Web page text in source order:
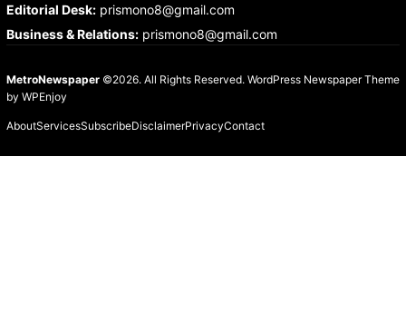
Editorial Desk:prismono8@gmail.com
Business & Relations:prismono8@gmail.com
MetroNewspaper©2026. All Rights Reserved. WordPress Newspaper Theme
by WPEnjoy
AboutServicesSubscribeDisclaimerPrivacyContact